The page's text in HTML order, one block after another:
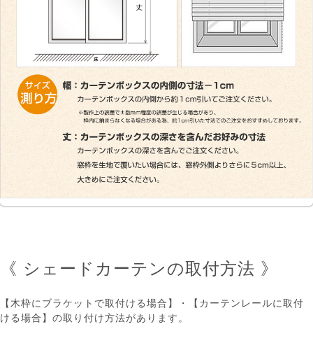
《 シェードカーテンの取付方法 》
【木枠にブラケットで取付ける場合】・【カーテンレールに取付
ける場合】の取り付け方法があります。